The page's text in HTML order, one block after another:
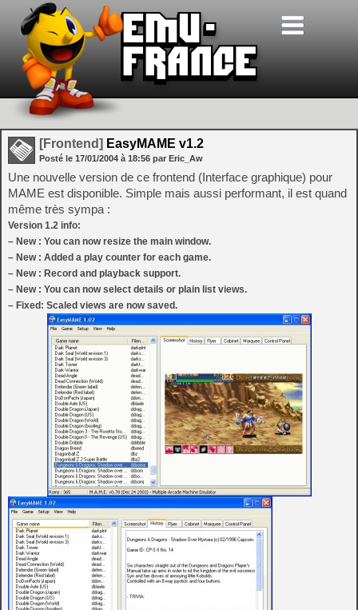
[Frontend] EasyMAME v1.2
Posté le 17/01/2004 à 18:56 par Eric_Aw
Une nouvelle version de ce frontend (Interface graphique) pour
MAME est disponible. Simple mais aussi performant, il est quand
même très sympa :
Version 1.2 info:
– New : You can now resize the main window.
– New : Added a play counter for each game.
– New : Record and playback support.
– New : You can now select details or plain list views.
– Fixed: Scaled views are now saved.